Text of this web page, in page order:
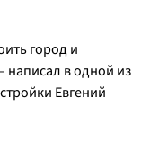
город и
написал в одной из
Евгений